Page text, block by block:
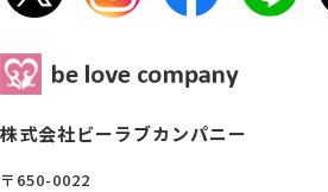
株式会社ビーラブカンパニー
〒650-0022